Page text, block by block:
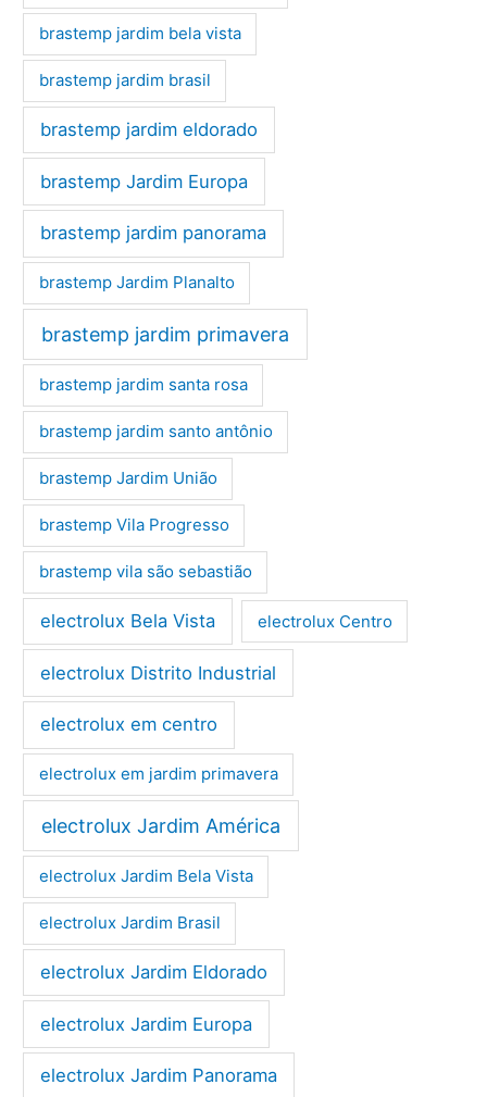
brastemp jardim bela vista
brastemp jardim brasil
brastemp jardim eldorado
brastemp Jardim Europa
brastemp jardim panorama
brastemp Jardim Planalto
brastemp jardim primavera
brastemp jardim santa rosa
brastemp jardim santo antônio
brastemp Jardim União
brastemp Vila Progresso
brastemp vila são sebastião
electrolux Bela Vista electrolux Centro
electrolux Distrito Industrial
electrolux em centro
electrolux em jardim primavera
electrolux Jardim América
electrolux Jardim Bela Vista
electrolux Jardim Brasil
electrolux Jardim Eldorado
electrolux Jardim Europa
electrolux Jardim Panorama